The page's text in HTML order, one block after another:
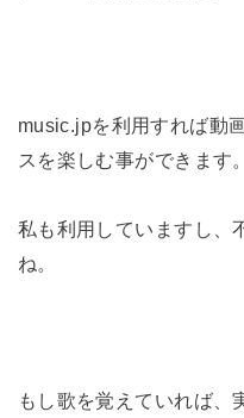
music.jpを利用すれば動
スを楽しむ事ができます。
私も利用していますし、
ね。
もし歌を覚えていれば、